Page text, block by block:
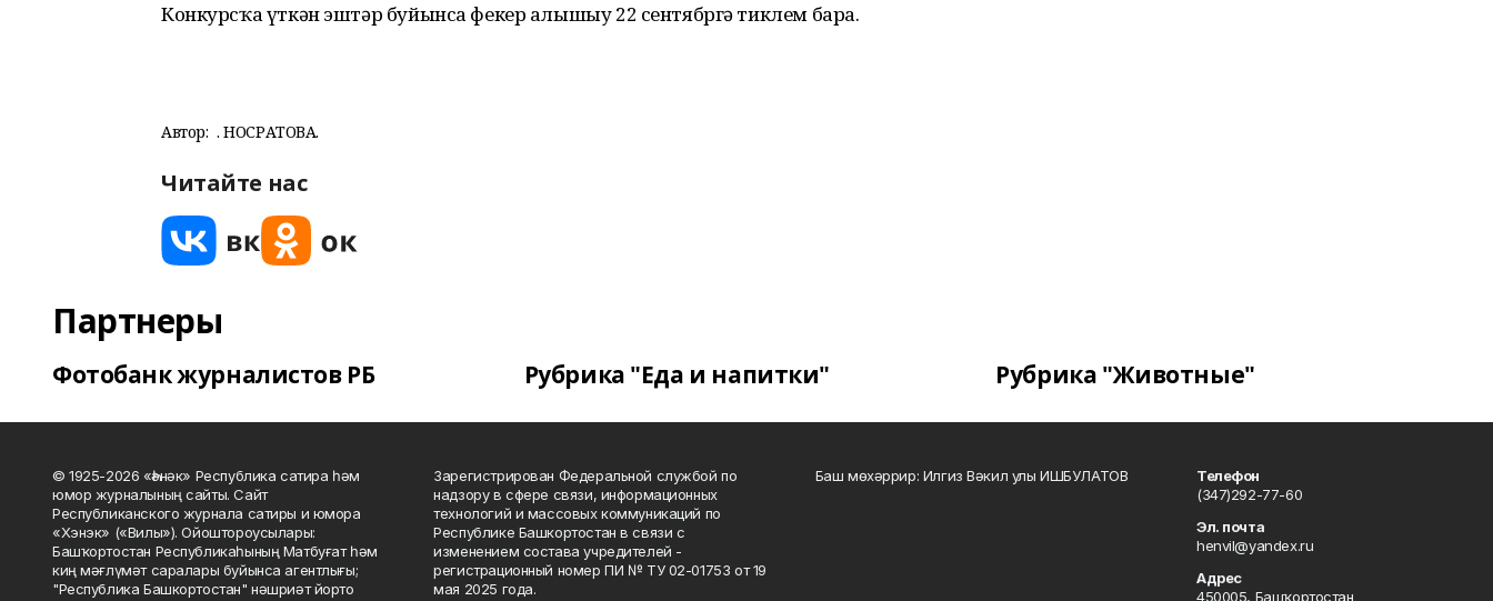
Конкурсҡа үткән эштәр буйынса фекер алышыу 22 сентябргә тиклем бара.
Автор: Ә. НОСРАТОВА.
Читайте нас
Партнеры
Фотобанк журналистов РБ Рубрика "Еда и напитки" Рубрика "Животные"
© 1925-2026 «Һәнәк» Республика сатира һәм
юмор журналының сайты. Сайт
Республиканского журнала сатиры и юмора
«Хэнэк» («Вилы»). Ойоштороусылары:
Башҡортостан Республикаһының Матбуғат һәм
киң мәғлүмәт саралары буйынса агентлығы;
"Республика Башкортостан" нәшриәт йорто
Зарегистрирован Федеральной службой по
надзору в сфере связи, информационных
технологий и массовых коммуникаций по
Республике Башкортостан в связи с
изменением состава учредителей -
регистрационный номер ПИ № ТУ 02-01753 от 19
мая 2025 года.
Баш мөхәррир: Илгиз Вәкил улы ИШБУЛАТОВ
Телефон
(347)292-77-60
Эл. почта
henvil@yandex.ru
Адрес
450005, Башҡортостан